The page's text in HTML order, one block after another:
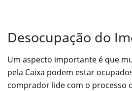
Desocupação do
Um aspecto importante é que
pela Caixa podem estar
comprador lide com o processo